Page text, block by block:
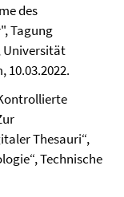
des
Tagung
Universität
10.03.2022.
Thesauri“,
Technische